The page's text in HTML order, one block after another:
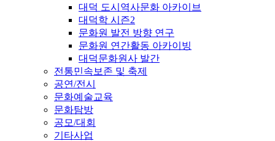
대덕 도시역사문화 아카이브
대덕학 시즌2
문화원 발전 방향 연구
문화원 연간활동 아카이빙
대덕문화원사 발간
전통민속보존 및 축제
공연/전시
문화예술교육
문화탐방
공모/대회
기타사업